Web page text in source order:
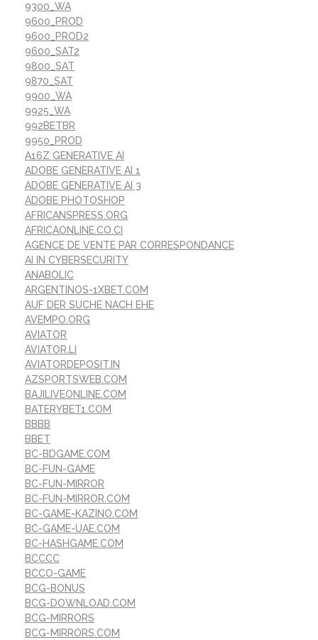
9300_WA
9600_PROD
9600_PROD2
9600_SAT2
9800_SAT
9870_SAT
9900_WA
9925_WA
992BETBR
9950_PROD
A16Z GENERATIVE AI
ADOBE GENERATIVE AI 1
ADOBE GENERATIVE AI 3
ADOBE PHOTOSHOP
AFRICANSPRESS.ORG
AFRICAONLINE.CO.CI
AGENCE DE VENTE PAR CORRESPONDANCE
AI IN CYBERSECURITY
ANABOLIC
ARGENTINOS-1XBET.COM
AUF DER SUCHE NACH EHE
AVEMPO.ORG
AVIATOR
AVIATOR.LI
AVIATORDEPOSIT.IN
AZSPORTSWEB.COM
BAJILIVEONLINE.COM
BATERYBET1.COM
BBBB
BBET
BC-BDGAME.COM
BC-FUN-GAME
BC-FUN-MIRROR
BC-FUN-MIRROR.COM
BC-GAME-KAZINO.COM
BC-GAME-UAE.COM
BC-HASHGAME.COM
BCCCC
BCCO-GAME
BCG-BONUS
BCG-DOWNLOAD.COM
BCG-MIRRORS
BCG-MIRRORS.COM